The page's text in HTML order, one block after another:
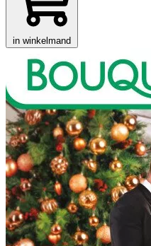
in winkelmand